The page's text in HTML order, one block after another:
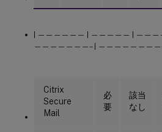
| —————— | ————— |
———————– |
Citrix
Secure
Mail
必
要
該当
なし